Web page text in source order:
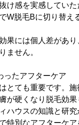
け感を実感していた
W脱毛Bに切り替え
果には個人差があり
ません。
ったアフターケア
とても重要です。
が硬くなり脱毛効果
ハウスの知識と研
特別なアフターケ